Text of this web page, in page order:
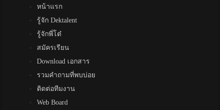
หน้าแรก
รู้จัก Dektalent
รู้จักพี่โต๋
สมัครเรียน
Download เอกสาร
รวมคำถามที่พบบ่อย
ติดต่อทีมงาน
Web Board